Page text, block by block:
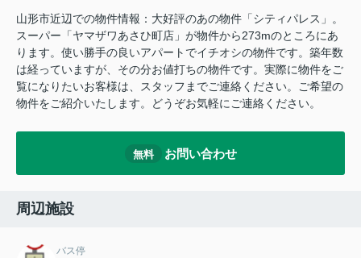
山形市近辺での物件情報：大好評のあの物件「シティパレス」。
スーパー「ヤマザワあさひ町店」が物件から273mのところにあ
ります。使い勝手の良いアパートでイチオシの物件です。築年数
は経っていますが、その分お値打ちの物件です。実際に物件をご
覧になりたいお客様は、スタッフまでご連絡ください。ご希望の
物件をご紹介いたします。どうぞお気軽にご連絡ください。
無料 お問い合わせ
周辺施設
バス停